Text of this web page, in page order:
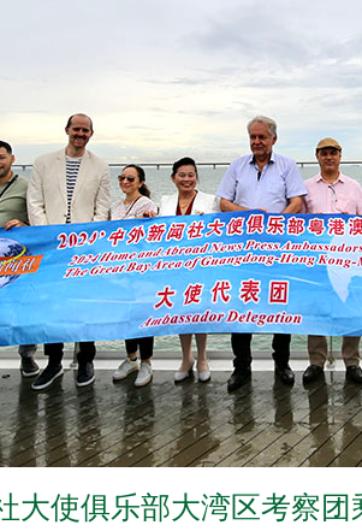
大使俱乐部大湾区考察